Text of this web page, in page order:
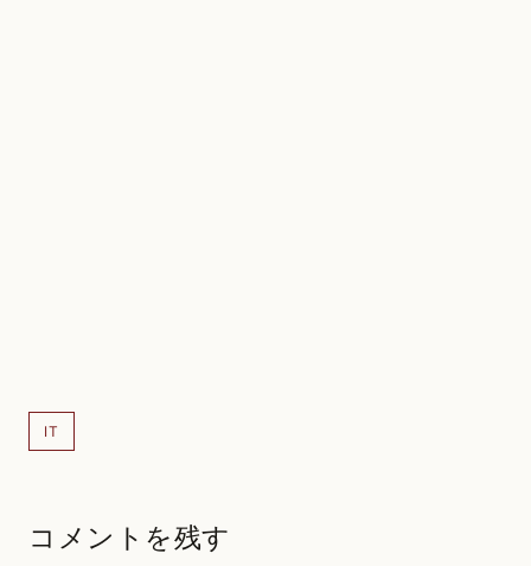
IT
コメントを残す